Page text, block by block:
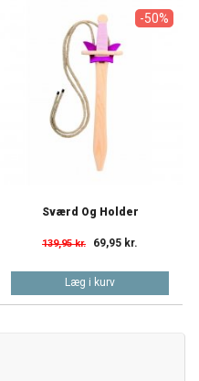
-50%
Sværd Og Holder
139,95 kr. 69,95 kr.
Læg i kurv